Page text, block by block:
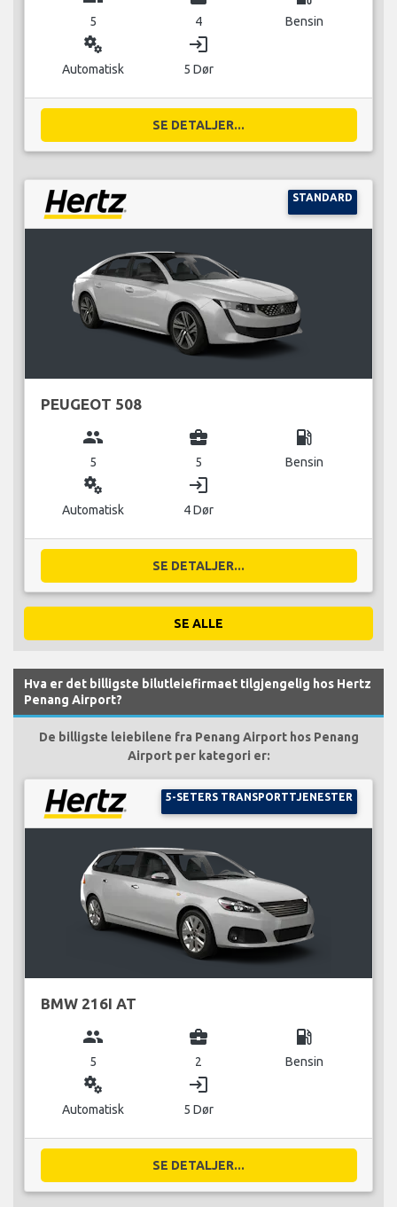
5 4 Bensin
miscellaneous_services
Automatisk
login
5 Dør
SE DETALJER...
STANDARD
PEUGEOT 508
group
5
business_center
5
local_gas_station
Bensin
miscellaneous_services
Automatisk
login
4 Dør
SE DETALJER...
SE ALLE
Hva er det billigste bilutleiefirmaet tilgjengelig hos Hertz
Penang Airport?
De billigste leiebilene fra Penang Airport hos Penang
Airport per kategori er:
5-SETERS TRANSPORTTJENESTER
BMW 216I AT
group
5
business_center
2
local_gas_station
Bensin
miscellaneous_services
Automatisk
login
5 Dør
SE DETALJER...